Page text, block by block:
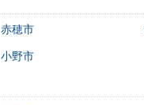
赤穂市
小野市